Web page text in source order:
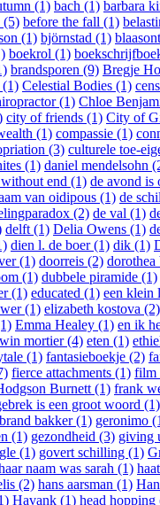
(1) bach (1) barbara
(5) before the fall (1)
(1) björnstad (1)
boekrol (1)
brandsporen (9) Bregje
(1) Celestial Bodies (1)
(1) Chloe
city of friends (1) City of
(1) compassie (1)
(3) culturele toe-
(1) daniel mendelsohn
end (1) de avond is
van oidipous (1) de
(2) de val (1)
delft (1) Delia Owens (1)
dien l. de boer (1) dik (1)
(1) doorreis (2) dorothea
(1) dubbele piramide (1)
(1) educated (1) een klein
(1) elizabeth kostova (2)
Emma Healey (1) en ik
mortier (4) eten (1)
(1) fantasieboekje (2)
fierce attachments (1) film
Burnett (1) frank
is een groot woord (1)
bakker (1) geronimo
(1) gezondheid (3) giving
(1) govert schilling (1)
naam was sarah (1)
(2) hans aarsman (1)
Havank (1) head hopping